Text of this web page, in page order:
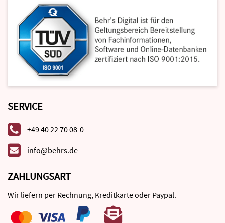
SERVICE
+49 40 22 70 08-0
info@behrs.de
ZAHLUNGSART
Wir liefern per Rechnung, Kreditkarte oder Paypal.